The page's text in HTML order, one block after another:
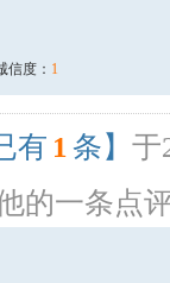
信度： 1
有 1 条】 于
的一条点